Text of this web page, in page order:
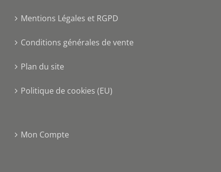
Mentions Légales et RGPD
Conditions générales de vente
Plan du site
Politique de cookies (EU)
Mon Compte